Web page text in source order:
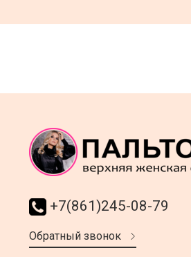
+7(861)245-08-79
Обратный звонок